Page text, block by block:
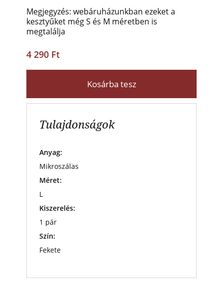
Megjegyzés: webáruházunkban ezeket a
kesztyűket még S és M méretben is
megtalálja
4 290 Ft
Kosárba tesz
Tulajdonságok
Anyag:
Mikroszálas
Méret:
L
Kiszerelés:
1 pár
Szín:
Fekete